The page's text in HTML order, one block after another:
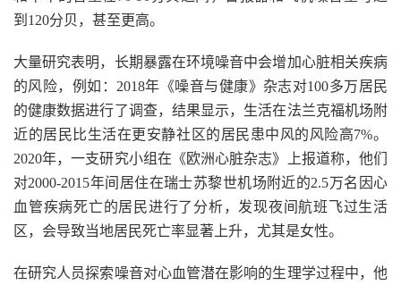
到120分贝，甚至更高。
大量研究表明，长期暴露在环境噪音中会增加心脏相关疾病
的风险，例如：2018年《噪音与健康》杂志对100多万居民
的健康数据进行了调查，结果显示，生活在法兰克福机场附
近的居民比生活在更安静社区的居民患中风的风险高7%。
2020年，一支研究小组在《欧洲心脏杂志》上报道称，他们
对2000-2015年间居住在瑞士苏黎世机场附近的2.5万名因心
血管疾病死亡的居民进行了分析，发现夜间航班飞过生活
区，会导致当地居民死亡率显著上升，尤其是女性。
在研究人员探索噪音对心血管潜在影响的生理学过程中，他